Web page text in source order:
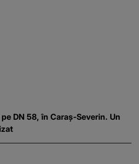
DN 58, în Caraș-Severin. Un